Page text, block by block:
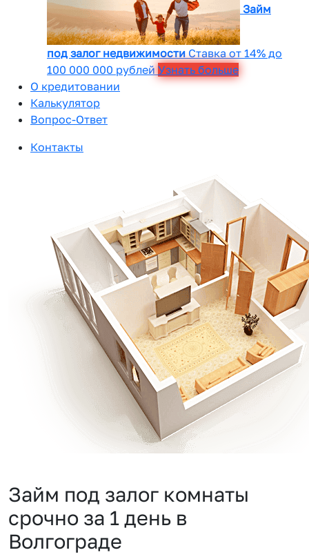
Займ
под залог недвижимости Ставка от 14% до
100 000 000 рублей Узнать больше
О кредитовании
Калькулятор
Вопрос-Ответ
Контакты
Займ под залог комнаты
срочно за 1 день в
Волгограде